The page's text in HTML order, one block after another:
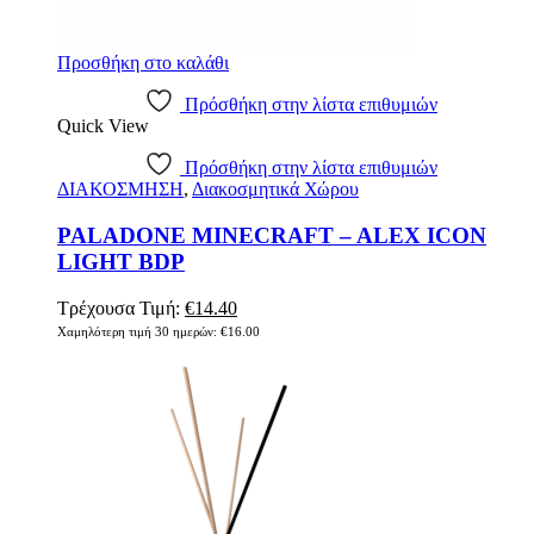
Προσθήκη στο καλάθι
Πρόσθήκη στην λίστα επιθυμιών
Quick View
Πρόσθήκη στην λίστα επιθυμιών
ΔΙΑΚΟΣΜΗΣΗ, Διακοσμητικά Χώρου
PALADONE MINECRAFT – ALEX ICON
LIGHT BDP
Τρέχουσα Τιμή: Original
price
€16.00.
€14.40Η
τρέχουσα
€14.40.
Χαμηλότερη τιμή 30 ημερών: €16.00